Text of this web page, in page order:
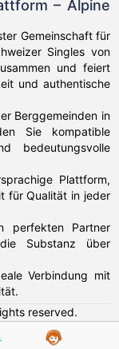
– Alpine
Gemeinschaft für
Singles von
und feiert
und authentische
Berggemeinden in
Sie kompatible
bedeutungsvolle
Plattform,
für Qualität in jeder
perfekten Partner
Substanz über
Verbindung mit
reserved.